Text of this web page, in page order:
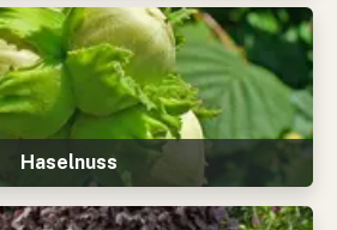
Haselnuss